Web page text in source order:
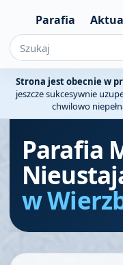
Parafia
Strona jest obecnie w
jeszcze sukcesywnie
chwilowo
Parafia
w